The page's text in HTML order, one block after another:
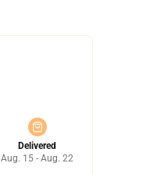
Delivered
Aug. 15 - Aug. 22